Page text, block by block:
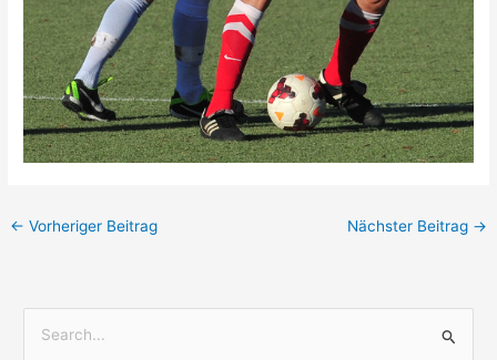
← Vorheriger Beitrag Nächster Beitrag →